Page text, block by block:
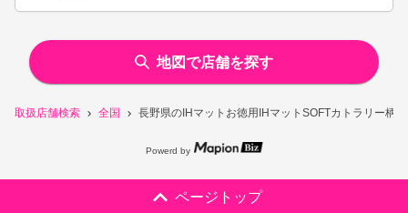
取扱店舗検索 全国 長野県のIHマットお徳用IHマットSOFTカトラリー柄
地図で店舗を探す
Powerd by
ページトップ